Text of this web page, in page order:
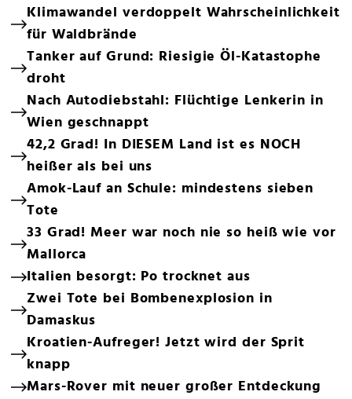
Klimawandel verdoppelt Wahrscheinlichkeit
für Waldbrände
Tanker auf Grund: Riesigie Öl-Katastophe
droht
Nach Autodiebstahl: Flüchtige Lenkerin in
Wien geschnappt
42,2 Grad! In DIESEM Land ist es NOCH
heißer als bei uns
Amok-Lauf an Schule: mindestens sieben
Tote
33 Grad! Meer war noch nie so heiß wie vor
Mallorca
Italien besorgt: Po trocknet aus
Zwei Tote bei Bombenexplosion in
Damaskus
Kroatien-Aufreger! Jetzt wird der Sprit
knapp
Mars-Rover mit neuer großer Entdeckung